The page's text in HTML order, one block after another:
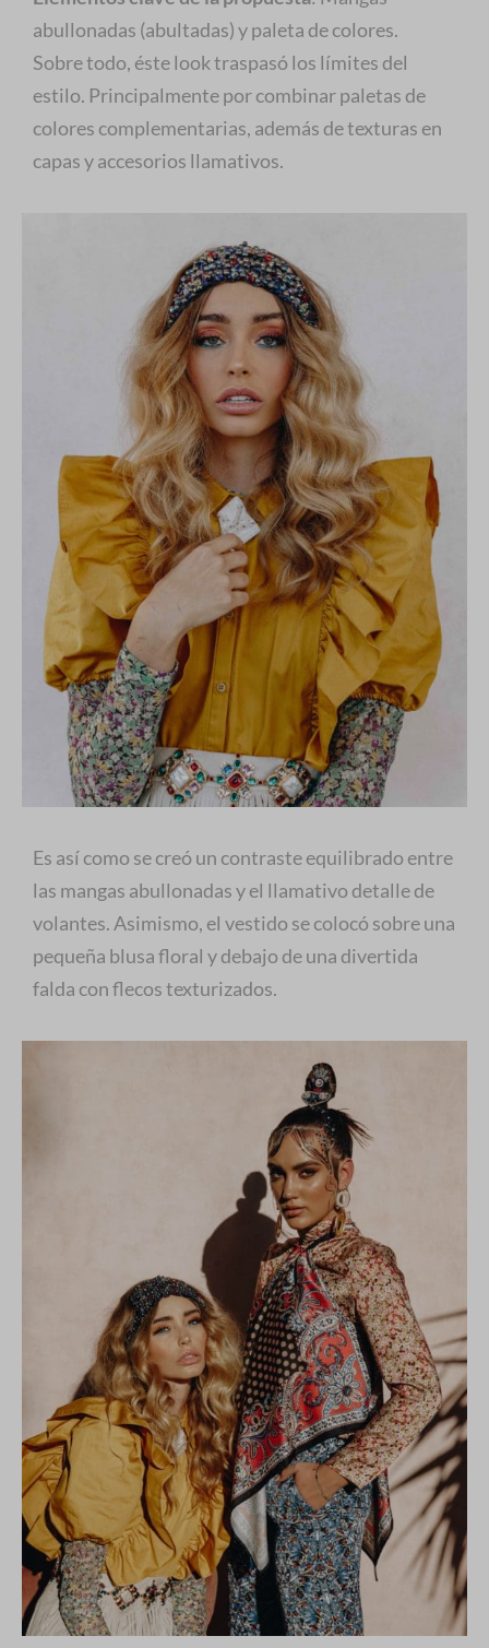
abullonadas (abultadas) y paleta de colores.
Sobre todo, éste look traspasó los límites del
estilo. Principalmente por combinar paletas de
colores complementarias, además de texturas en
capas y accesorios llamativos.
Es así como se creó un contraste equilibrado entre
las mangas abullonadas y el llamativo detalle de
volantes. Asimismo, el vestido se colocó sobre una
pequeña blusa floral y debajo de una divertida
falda con flecos texturizados.